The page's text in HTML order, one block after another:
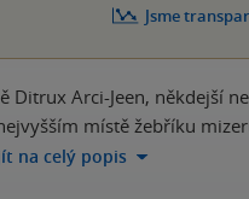
Jsme
Ditrux Arci-Jeen, někdejší
místě žebříku
na celý popis